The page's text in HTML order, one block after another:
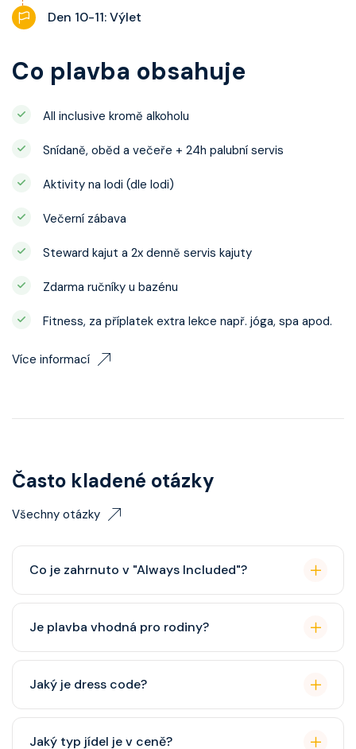
Den 10-11: Výlet
Co plavba obsahuje
All inclusive kromě alkoholu
Snídaně, oběd a večeře + 24h palubní servis
Aktivity na lodi (dle lodi)
Večerní zábava
Steward kajut a 2x denně servis kajuty
Zdarma ručníky u bazénu
Fitness, za příplatek extra lekce např. jóga, spa apod.
Více informací
Často kladené otázky
Všechny otázky
Co je zahrnuto v "Always Included"?
balíček), základní Wi-Fi.
Je plavba vhodná pro rodiny?
cestovatele, ale děti jsou vítány. K dispozici je dětský
klub (od 3 let).
Jaký je dress code?
někdy "Evening Chic" – doporučeno, ale není nutný
Jaký typ jídel je v ceně?